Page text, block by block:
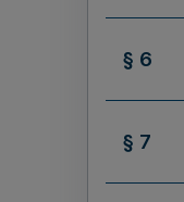
§ 6
§ 7